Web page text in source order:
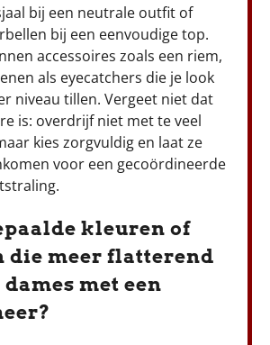
bij een neutrale outfit of
bij een eenvoudige top.
accessoires zoals een riem,
als eyecatchers die je look
niveau tillen. Vergeet niet dat
is: overdrijf niet met te veel
kies zorgvuldig en laat ze
voor een gecoördineerde
kleuren of
die meer flatterend
met een